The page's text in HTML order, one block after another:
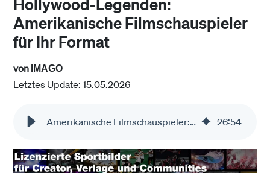
Hollywood-Legenden:
Amerikanische Filmschauspieler
für Ihr Format
von IMAGO
Letztes Update: 15.05.2026
Amerikanische Filmschauspieler: Hollywood Stars Fotos 26:54